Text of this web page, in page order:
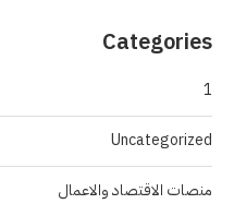
Categories
1
Uncategorized
منصات الاقتصاد والاعمال